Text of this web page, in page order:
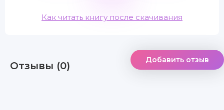
Как читать книгу после скачивания
Отзывы (0) Добавить отзыв